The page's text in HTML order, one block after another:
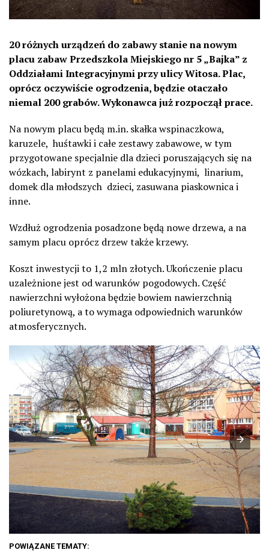
20 różnych urządzeń do zabawy stanie na nowym
placu zabaw Przedszkola Miejskiego nr 5 „Bajka” z
Oddziałami Integracyjnymi przy ulicy Witosa. Plac,
oprócz oczywiście ogrodzenia, będzie otaczało
niemal 200 grabów. Wykonawca już rozpoczął prace.
Na nowym placu będą m.in. skałka wspinaczkowa,
karuzele, huśtawki i całe zestawy zabawowe, w tym
przygotowane specjalnie dla dzieci poruszających się na
wózkach, labirynt z panelami edukacyjnymi, linarium,
domek dla młodszych dzieci, zasuwana piaskownica i
inne.
Wzdłuż ogrodzenia posadzone będą nowe drzewa, a na
samym placu oprócz drzew także krzewy.
Koszt inwestycji to 1,2 mln złotych. Ukończenie placu
uzależnione jest od warunków pogodowych. Część
nawierzchni wyłożona będzie bowiem nawierzchnią
poliuretynową, a to wymaga odpowiednich warunków
atmosferycznych.
POWIĄZANE TEMATY: